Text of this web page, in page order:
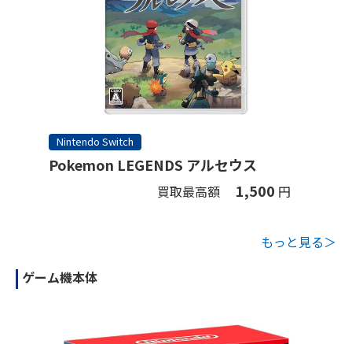
Nintendo Switch
Pokemon LEGENDS アルセウス
買取最高額 1,500 円
もっと見る＞
ゲーム機本体